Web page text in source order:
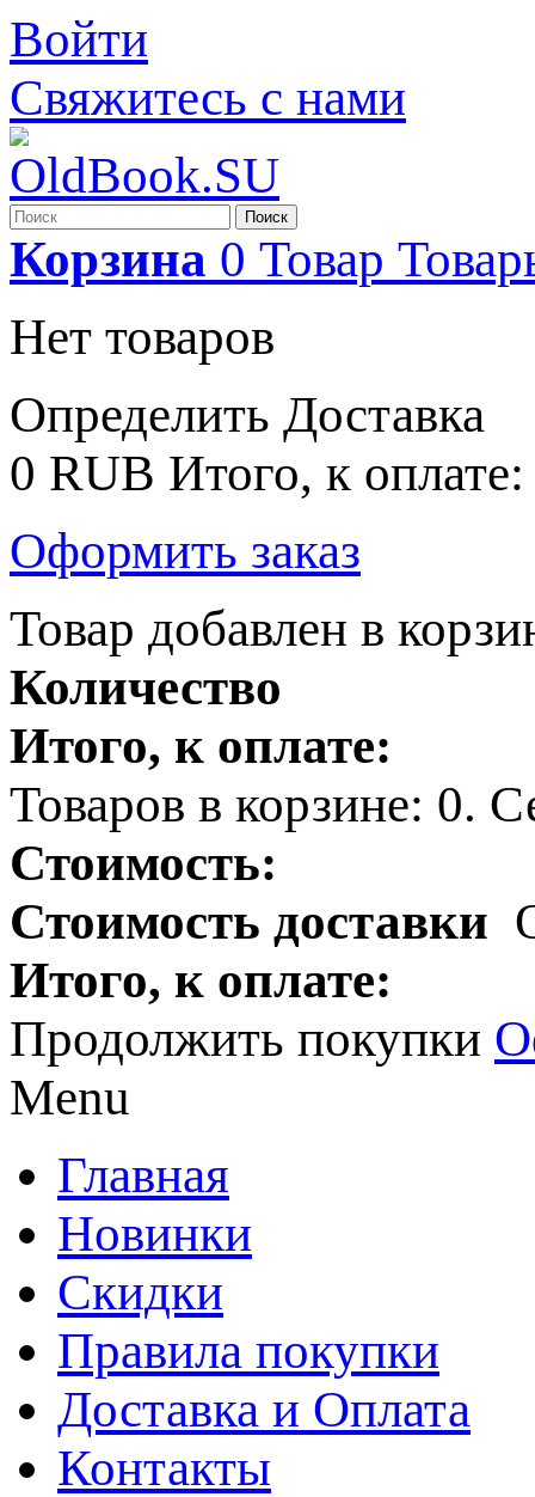
Войти
Свяжитесь с нами
Поиск
Корзина 0 Товар
Нет товаров
Определить Доставка
0 RUB Итого, к оплате:
Оформить заказ
Товар добавлен в
Количество
Итого, к оплате:
Товаров в корзине: 0.
Стоимость:
Стоимость доставки
Итого, к оплате:
Продолжить покупки
Menu
Главная
Новинки
Скидки
Правила покупки
Доставка и Оплата
Контакты